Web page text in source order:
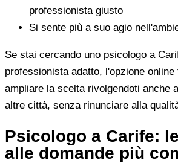
professionista giusto
Si sente più a suo agio
Se stai cercando uno psicologo a
professionista adatto, l'opzione online
ampliare la scelta rivolgendoti anche
altre città, senza rinunciare alla
Psicologo a Carife:
alle domande più